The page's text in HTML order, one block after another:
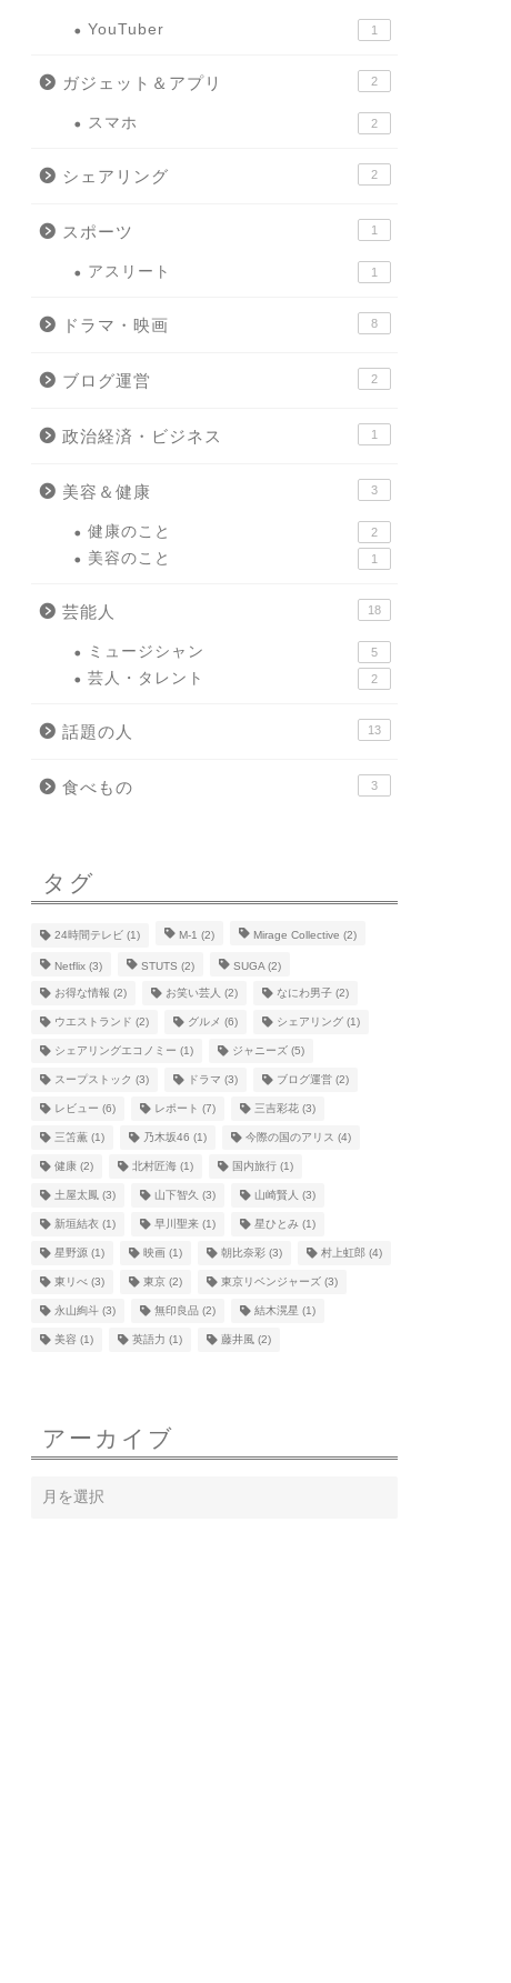
YouTuber 1
ガジェット＆アプリ 2
スマホ 2
シェアリング 2
スポーツ 1
アスリート 1
ドラマ・映画 8
ブログ運営 2
政治経済・ビジネス 1
美容＆健康 3
健康のこと 2
美容のこと 1
芸能人 18
ミュージシャン 5
芸人・タレント 2
話題の人 13
食べもの 3
タグ
24時間テレビ(1) M-1 (2) Mirage Collective (2)
Netflix(3) STUTS (2) SUGA(2)
お得な情報 (2) お笑い芸人 (2) なにわ男子(2)
ウエストランド (2) グルメ (6) シェアリング(1)
シェアリングエコノミー (1) ジャニーズ(5)
スープストック (3) ドラマ (3) ブログ運営(2)
レビュー (6) レポート (7) 三吉彩花(3)
三笘薫(1) 乃木坂46 (1) 今際の国のアリス (4)
健康(2) 北村匠海(1) 国内旅行(1)
土屋太鳳 (3) 山下智久 (3) 山崎賢人 (3)
新垣結衣 (1) 早川聖来(1) 星ひとみ(1)
星野源(1) 映画(1) 朝比奈彩(3) 村上虹郎(4)
東リべ(3) 東京(2) 東京リベンジャーズ(3)
永山絢斗(3) 無印良品(2) 結木滉星 (1)
美容 (1) 英語力 (1) 藤井風 (2)
アーカイブ